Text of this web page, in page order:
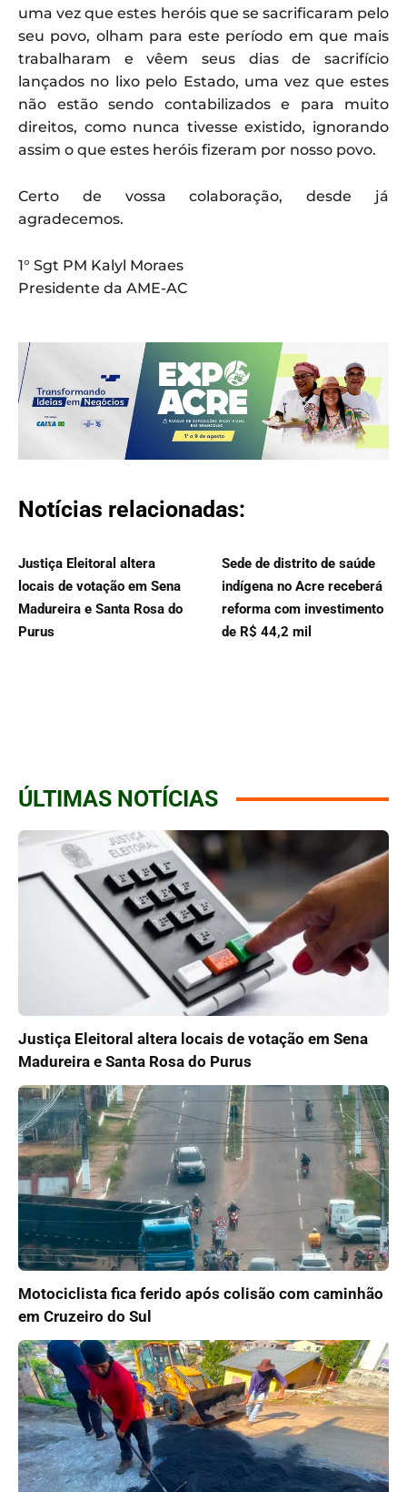
uma vez que estes heróis que se sacrificaram pelo
seu povo, olham para este período em que mais
trabalharam e vêem seus dias de sacrifício
lançados no lixo pelo Estado, uma vez que estes
não estão sendo contabilizados e para muito
direitos, como nunca tivesse existido, ignorando
assim o que estes heróis fizeram por nosso povo.
Certo de vossa colaboração, desde já
agradecemos.
1° Sgt PM Kalyl Moraes
Presidente da AME-AC
Notícias relacionadas:
Justiça Eleitoral altera
locais de votação em Sena
Madureira e Santa Rosa do
Purus
Sede de distrito de saúde
indígena no Acre receberá
reforma com investimento
de R$ 44,2 mil
ÚLTIMAS NOTÍCIAS
Justiça Eleitoral altera locais de votação em Sena
Madureira e Santa Rosa do Purus
Motociclista fica ferido após colisão com caminhão
em Cruzeiro do Sul